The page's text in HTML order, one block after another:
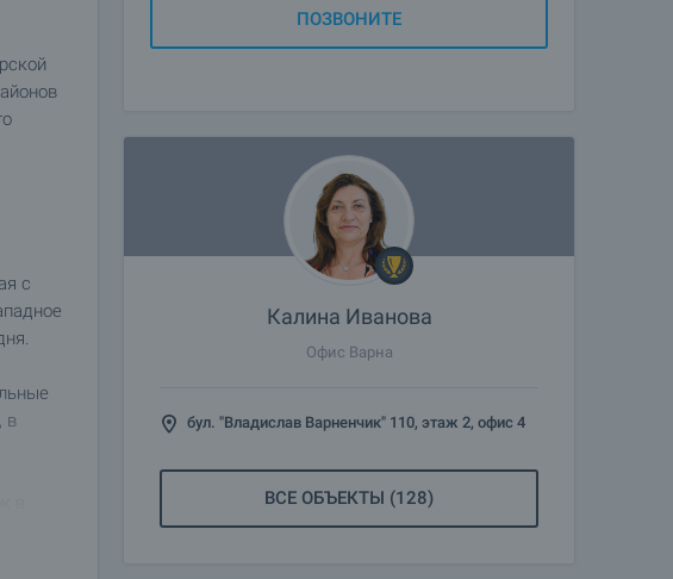
с
в
ПОЗВОНИТЕ
Калина Иванова
Офис Варна
бул. "Владислав Варненчик" 110, этаж 2, офис 4
ВСЕ ОБЪЕКТЫ (128)